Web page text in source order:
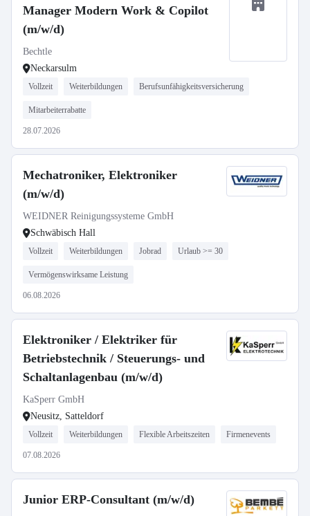
Manager Modern Work & Copilot
(m/w/d)
Bechtle
Neckarsulm
Vollzeit Weiterbildungen Berufsunfähigkeitsversicherung
Mitarbeiterrabatte
28.07.2026
Mechatroniker, Elektroniker
(m/w/d)
WEIDNER Reinigungssysteme GmbH
Schwäbisch Hall
Vollzeit Weiterbildungen Jobrad Urlaub >= 30
Vermögenswirksame Leistung
06.08.2026
Elektroniker / Elektriker für
Betriebstechnik / Steuerungs- und
Schaltanlagenbau (m/w/d)
KaSperr GmbH
Neusitz, Satteldorf
Vollzeit Weiterbildungen Flexible Arbeitszeiten Firmenevents
07.08.2026
Junior ERP-Consultant (m/w/d)